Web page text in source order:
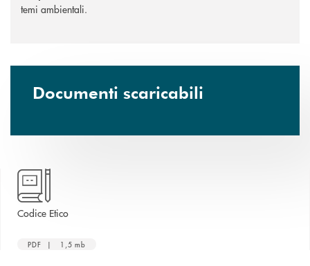
temi ambientali.
Documenti scaricabili
Codice Eticoapre una nuova finestra
PDF | 1,5 mb